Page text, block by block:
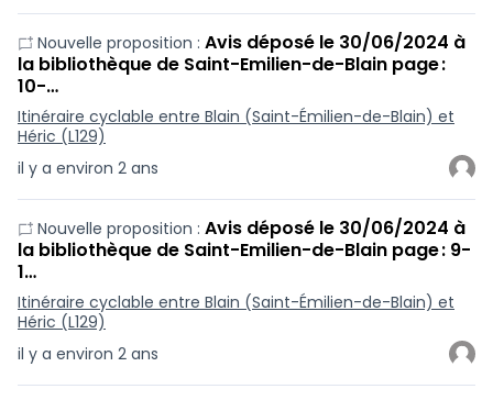
il y a environ 2 ans
Nouvelle proposition : Avis déposé le 30/06/2024 à
la bibliothèque de Saint-Emilien-de-Blain page :
10-…
Itinéraire cyclable entre Blain (Saint-Émilien-de-Blain) et
Héric (L129)
il y a environ 2 ans
Nouvelle proposition : Avis déposé le 30/06/2024 à
la bibliothèque de Saint-Emilien-de-Blain page : 9-
1…
Itinéraire cyclable entre Blain (Saint-Émilien-de-Blain) et
Héric (L129)